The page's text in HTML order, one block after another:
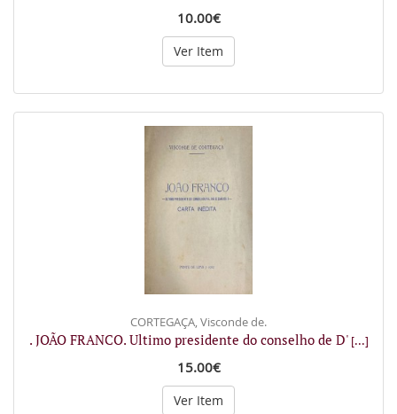
10.00€
Ver Item
CORTEGAÇA, Visconde de.
. JOÃO FRANCO. Ultimo presidente do conselho de D' [...]
15.00€
Ver Item